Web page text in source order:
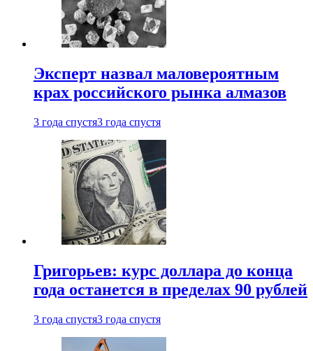
Эксперт назвал маловероятным
крах российского рынка алмазов
3 года спустя3 года спустя
Григорьев: курс доллара до конца
года останется в пределах 90 рублей
3 года спустя3 года спустя